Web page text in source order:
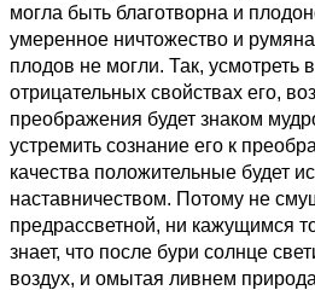
могла быть благотворна и
умеренное ничтожество и
плодов не могли. Так, усмотреть
отрицательных свойствах его,
преображения будет знаком
устремить сознание его к
качества положительные будет
наставничеством. Потому не
предрассветной, ни кажущимся
знает, что после бури солнце
воздух, и омытая ливнем